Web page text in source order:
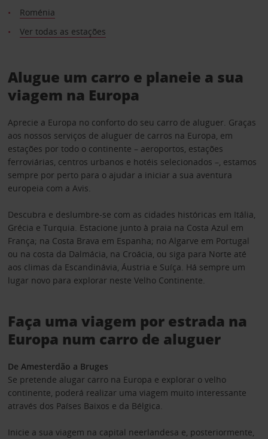
Roménia
Ver todas as estações
Alugue um carro e planeie a sua
viagem na Europa
Aprecie a Europa no conforto do seu carro de aluguer. Graças
aos nossos serviços de aluguer de carros na Europa, em
estações por todo o continente – aeroportos, estações
ferroviárias, centros urbanos e hotéis selecionados –, estamos
sempre por perto para o ajudar a iniciar a sua aventura
europeia com a Avis.
Descubra e deslumbre-se com as cidades históricas em Itália,
Grécia e Turquia. Estacione junto à praia na Costa Azul em
França; na Costa Brava em Espanha; no Algarve em Portugal
ou na costa da Dalmácia, na Croácia, ou siga para Norte até
aos climas da Escandinávia, Áustria e Suíça. Há sempre um
lugar novo para explorar neste Velho Continente.
Faça uma viagem por estrada na
Europa num carro de aluguer
De Amesterdão a Bruges
Se pretende alugar carro na Europa e explorar o velho
continente, poderá realizar uma viagem muito interessante
através dos Países Baixos e da Bélgica.
Inicie a sua viagem na capital neerlandesa e, posteriormente,